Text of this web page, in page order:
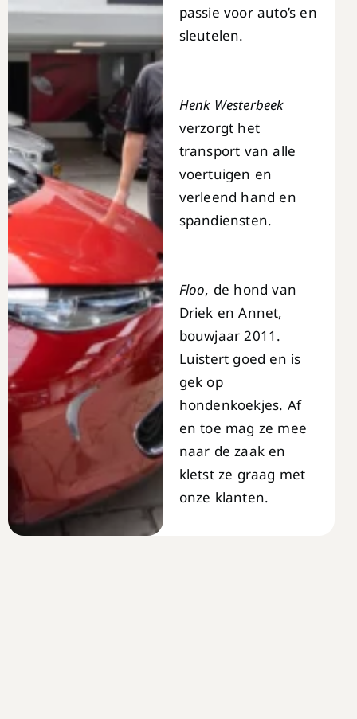
passie voor auto’s en
sleutelen.
Henk Westerbeek
verzorgt het
transport van alle
voertuigen en
verleend hand en
spandiensten.
Floo, de hond van
Driek en Annet,
bouwjaar 2011.
Luistert goed en is
gek op
hondenkoekjes. Af
en toe mag ze mee
naar de zaak en
kletst ze graag met
onze klanten.